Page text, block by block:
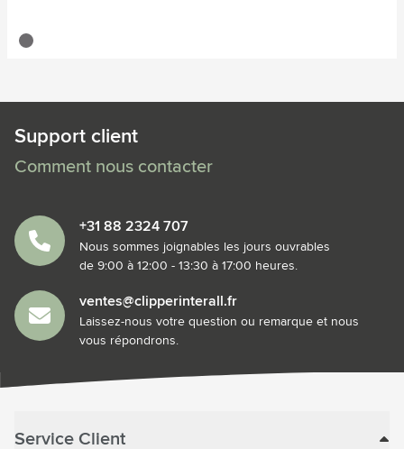
gris
Support client
Comment nous contacter
+31 88 2324 707
Nous sommes joignables les jours ouvrables
de 9:00 à 12:00 - 13:30 à 17:00 heures.
ventes@clipperinterall.fr
Laissez-nous votre question ou remarque et nous
vous répondrons.
Service Client